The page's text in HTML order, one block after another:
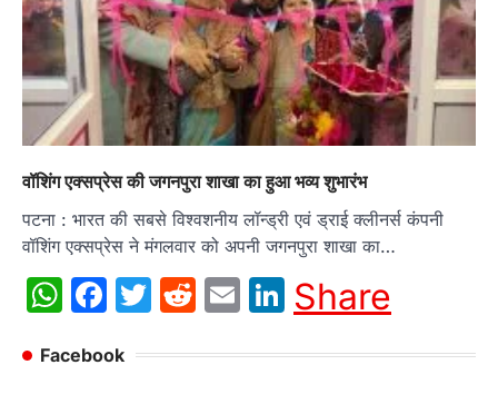
वॉशिंग एक्सप्रेस की जगनपुरा शाखा का हुआ भव्य शुभारंभ
पटना : भारत की सबसे विश्वशनीय लॉन्ड्री एवं ड्राई क्लीनर्स कंपनी
वॉशिंग एक्सप्रेस ने मंगलवार को अपनी जगनपुरा शाखा का…
WhatsApp
Facebook
Twitter
Reddit
EmailLinkedIn
Share
Facebook